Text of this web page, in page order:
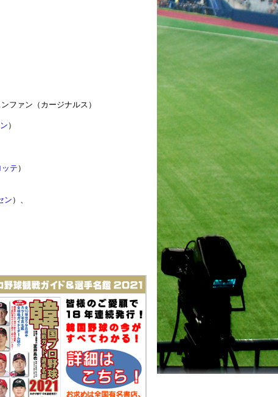
ファン（カージナルス）
）
ッテ ）
ン ）、